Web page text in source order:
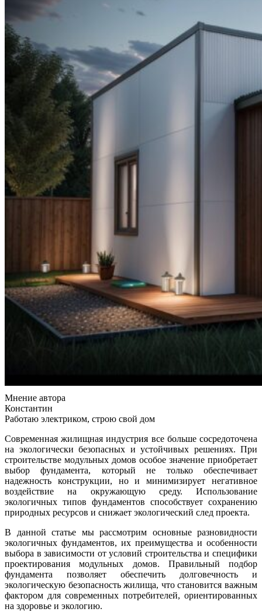
Мнение автора
Константин
Работаю электриком, строю свой дом
Современная жилищная индустрия все больше сосредоточена
на экологически безопасных и устойчивых решениях. При
строительстве модульных домов особое значение приобретает
выбор фундамента, который не только обеспечивает
надежность конструкции, но и минимизирует негативное
воздействие на окружающую среду. Использование
экологичных типов фундаментов способствует сохранению
природных ресурсов и снижает экологический след проекта.
В данной статье мы рассмотрим основные разновидности
экологичных фундаментов, их преимущества и особенности
выбора в зависимости от условий строительства и специфики
проектирования модульных домов. Правильный подбор
фундамента позволяет обеспечить долговечность и
экологическую безопасность жилища, что становится важным
фактором для современных потребителей, ориентированных
на здоровье и экологию.